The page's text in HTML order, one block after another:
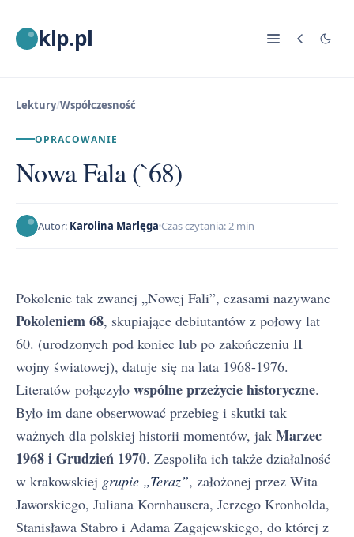
klp.pl
Lektury/Współczesność
OPRACOWANIE
Nowa Fala (`68)
Autor: Karolina Marlęga Czas czytania: 2 min
Pokolenie tak zwanej „Nowej Fali”, czasami nazywane
Pokoleniem 68, skupiające debiutantów z połowy lat
60. (urodzonych pod koniec lub po zakończeniu II
wojny światowej), datuje się na lata 1968-1976.
Literatów połączyło wspólne przeżycie historyczne.
Było im dane obserwować przebieg i skutki tak
ważnych dla polskiej historii momentów, jak Marzec
1968 i Grudzień 1970. Zespoliła ich także działalność
w krakowskiej grupie „Teraz”, założonej przez Wita
Jaworskiego, Juliana Kornhausera, Jerzego Kronholda,
Stanisława Stabro i Adama Zagajewskiego, do której z